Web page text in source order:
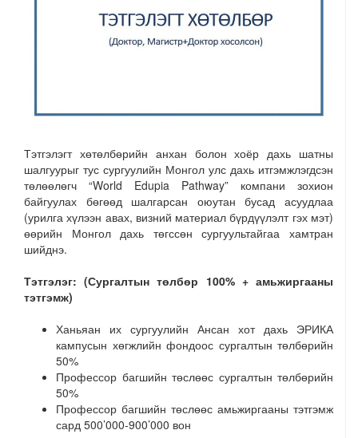
Тэтгэлэгт хөтөлбөрийн анхан болон хоёр дахь шатны
шалгуурыг тус сургуулийн Монгол улс дахь итгэмжлэгдсэн
төлөөлөгч “World Edupia Pathway” компани зохион
байгуулах бөгөөд шалгарсан оюутан бусад асуудлаа
(урилга хүлээн авах, визний материал бүрдүүлэлт гэх мэт)
өөрийн Монгол дахь төгссөн сургуультайгаа хамтран
шийднэ.
Тэтгэлэг: (Сургалтын төлбөр 100% + амьжиргааны
тэтгэмж)
Ханьяан их сургуулийн Ансан хот дахь ЭРИКА
кампусын хөгжлийн фондоос сургалтын төлбөрийн
50%
Профессор багшийн төслөөс сургалтын төлбөрийн
50%
Профессор багшийн төслөөс амьжиргааны тэтгэмж
сард 500’000-900’000 вон